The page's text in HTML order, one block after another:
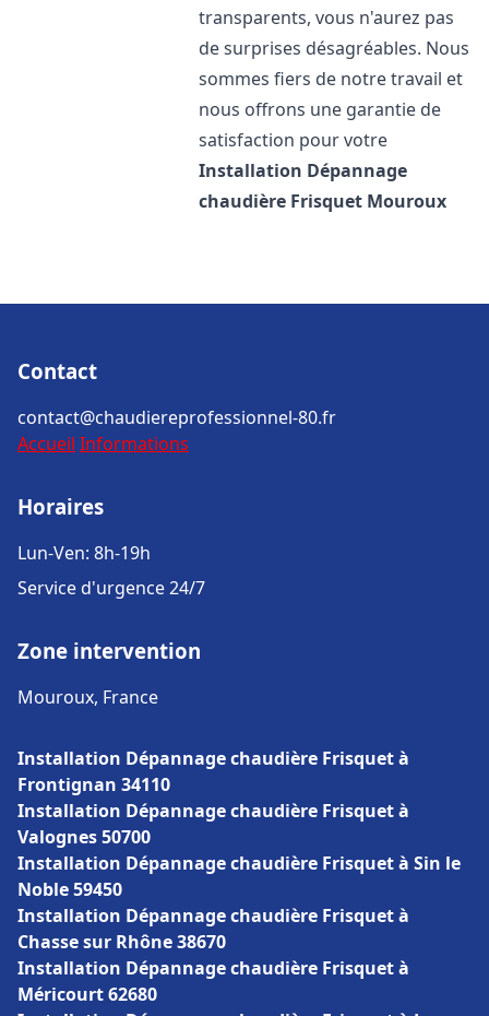
transparents, vous n'aurez pas
de surprises désagréables. Nous
sommes fiers de notre travail et
nous offrons une garantie de
satisfaction pour votre
Installation Dépannage
chaudière Frisquet Mouroux
Contact
contact@chaudiereprofessionnel-80.fr
Accueil Informations
Horaires
Lun-Ven: 8h-19h
Service d'urgence 24/7
Zone intervention
Mouroux, France
Installation Dépannage chaudière Frisquet à
Frontignan 34110
Installation Dépannage chaudière Frisquet à
Valognes 50700
Installation Dépannage chaudière Frisquet à Sin le
Noble 59450
Installation Dépannage chaudière Frisquet à
Chasse sur Rhône 38670
Installation Dépannage chaudière Frisquet à
Méricourt 62680